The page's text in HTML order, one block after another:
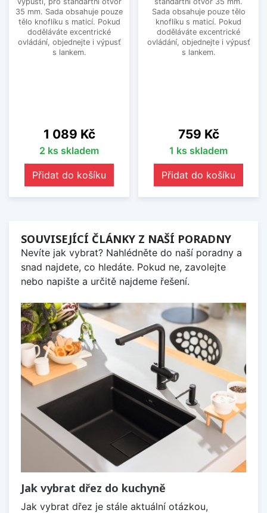
35 mm. Sada obsahuje pouze
tělo knoflíku s maticí. Pokud
doděláváte excentrické
ovládání, objednejte i výpusť
s lankem.
Cena
1 089 Kč
2 ks skladem
Přidat do košíku
Sada obsahuje pouze tělo
knoflíku s maticí. Pokud
doděláváte excentrické
ovládání, objednejte i výpusť
s lankem.
Cena
759 Kč
1 ks skladem
Přidat do košíku
SOUVISEJÍCÍ ČLÁNKY Z NAŠÍ PORADNY
Nevíte jak vybrat? Nahlédněte do naší poradny a
snad najdete, co hledáte. Pokud ne, zavolejte
nebo napište a určitě najdeme řešení.
Jak vybrat dřez do kuchyně
Jak vybrat dřez je stále aktuální otázkou,